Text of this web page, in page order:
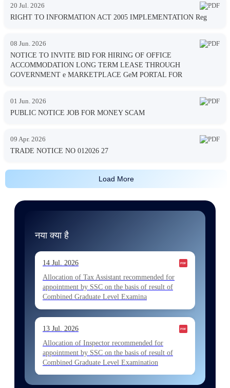
20 Jul. 2026
RIGHT TO INFORMATION ACT 2005 IMPLEMENTATION Reg
08 Jun. 2026
NOTICE TO INVITE BID FOR HIRING OF OFFICE
ACCOMMODATION LONG TERM LEASE THROUGH
GOVERNMENT e MARKETPLACE GeM PORTAL FOR
01 Jun. 2026
PUBLIC NOTICE JOB FOR MONEY SCAM
09 Apr. 2026
TRADE NOTICE NO 012026 27
Load More
नया क्या है
14 Jul. 2026
Allocation of Tax Assistant recommended for
appointment by SSC on the basis of result of
Combined Graduate Level Examina
13 Jul. 2026
Allocation of Inspector recommended for
appointment by SSC on the basis of result of
Combined Graduate Level Examination